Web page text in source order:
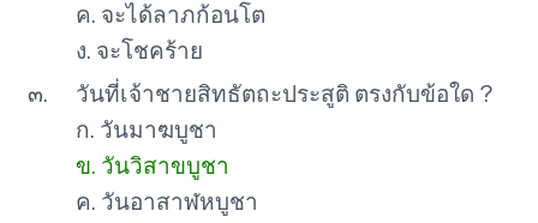
ค. จะได้ลาภก้อนโต
ง. จะโชคร้าย
๓.
วันที่เจ้าชายสิทธัตถะประสูติ ตรงกับข้อใด ?
ก. วันมาฆบูชา
ข. วันวิสาขบูชา
ค. วันอาสาฬหบูชา